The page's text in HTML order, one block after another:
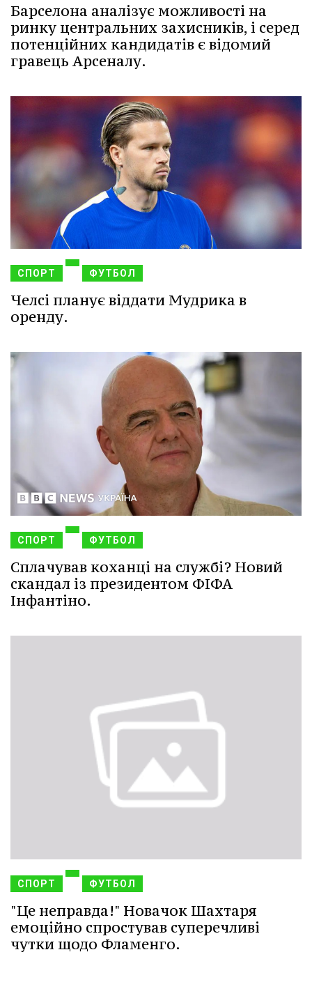
Барселона аналізує можливості на
ринку центральних захисників, і серед
потенційних кандидатів є відомий
гравець Арсеналу.
СПОРТ ФУТБОЛ
Челсі планує віддати Мудрика в
оренду.
СПОРТ ФУТБОЛ
Сплачував коханці на службі? Новий
скандал із президентом ФІФА
Інфантіно.
СПОРТ ФУТБОЛ
"Це неправда!" Новачок Шахтаря
емоційно спростував суперечливі
чутки щодо Фламенго.